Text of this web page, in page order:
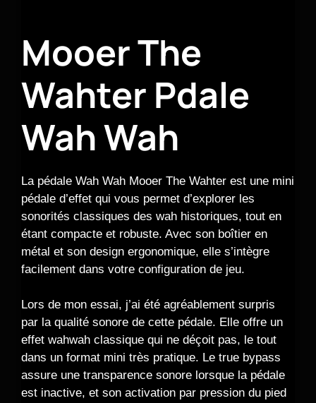
Mooer The
Wahter Pdale
Wah Wah
La pédale Wah Wah Mooer The Wahter est une mini
pédale d’effet qui vous permet d’explorer les
sonorités classiques des wah historiques, tout en
étant compacte et robuste. Avec son boîtier en
métal et son design ergonomique, elle s’intègre
facilement dans votre configuration de jeu.
Lors de mon essai, j’ai été agréablement surpris
par la qualité sonore de cette pédale. Elle offre un
effet wahwah classique qui ne déçoit pas, le tout
dans un format mini très pratique. Le true bypass
assure une transparence sonore lorsque la pédale
est inactive, et son activation par pression du pied